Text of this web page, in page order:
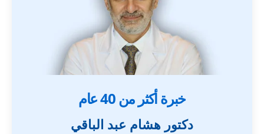
خبرة أكثر من 40 عام
دكتور هشام عبد الباقي